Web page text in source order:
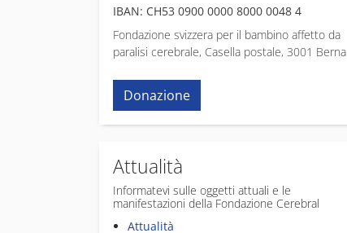
IBAN: CH53 0900 0000 8000 0048 4
Fondazione svizzera per il bambino affetto da
paralisi cerebrale, Casella postale, 3001 Berna
Donazione
Attualità
Informatevi sulle oggetti attuali e le
manifestazioni della Fondazione Cerebral
Attualità